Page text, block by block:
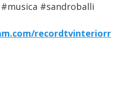
#sandroballi
recordtvinteriorr